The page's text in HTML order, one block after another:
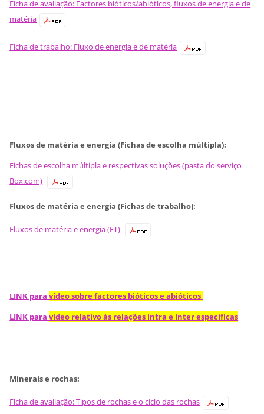
Ficha de avaliação: Factores bióticos/abióticos, fluxos de energia e de
matéria
Ficha de trabalho: Fluxo de energia e de matéria
Fluxos de matéria e energia (Fichas de escolha múltipla):
Fichas de escolha múltipla e respectivas soluções (pasta do serviço
Box.com)
Fluxos de matéria e energia (Fichas de trabalho):
Fluxos de matéria e energia (FT)
LINK paravídeo sobre factores bióticos e abióticos
LINK paravídeo relativo às relações intra e inter específicas
Minerais e rochas:
Ficha de avaliação: Tipos de rochas e o ciclo das rochas